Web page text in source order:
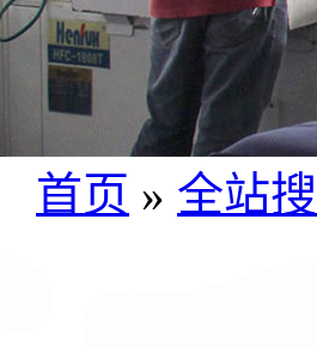
首页 » 全站